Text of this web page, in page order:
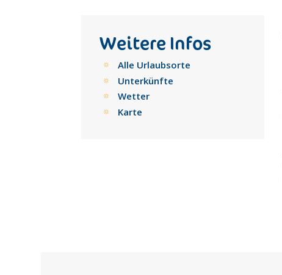
Weitere Infos
Alle Urlaubsorte
Unterkünfte
Wetter
Karte